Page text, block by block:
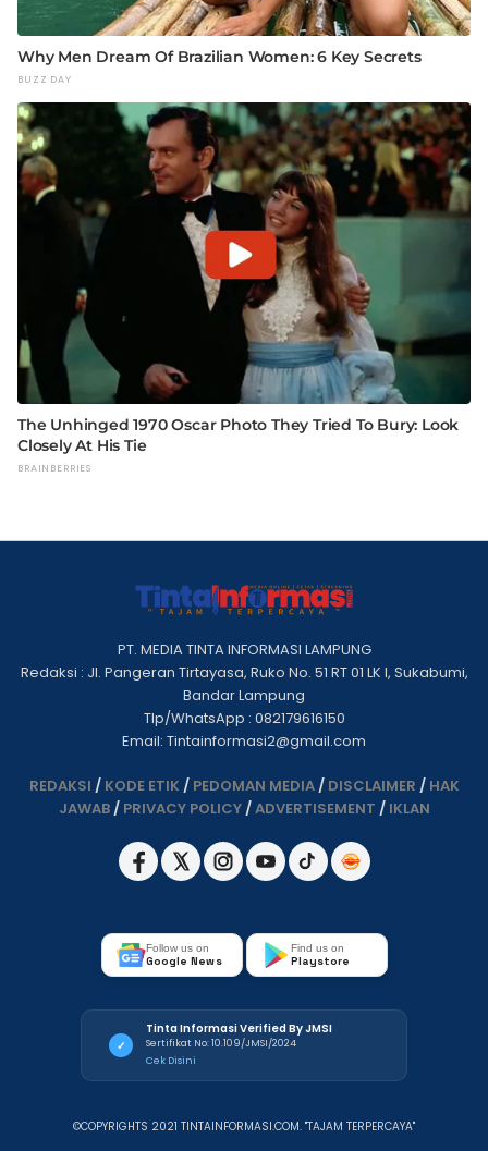
PT. MEDIA TINTA INFORMASI LAMPUNG
Redaksi : Jl. Pangeran Tirtayasa, Ruko No. 51 RT 01 LK I, Sukabumi,
Bandar Lampung
Tlp/WhatsApp : 082179616150
Email: Tintainformasi2@gmail.com
REDAKSI / KODE ETIK / PEDOMAN MEDIA/ DISCLAIMER / HAK
JAWAB/ PRIVACY POLICY/ADVERTISEMENT / IKLAN
Follow us on
Google News
Find us on
Playstore
✓
Tinta Informasi Verified By JMSI
Sertifikat No: 10.109/JMSI/2024
Cek Disini
©COPYRIGHTS 2021 TINTAINFORMASI.COM. "TAJAM TERPERCAYA"